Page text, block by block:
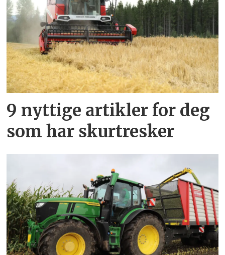
9 nyttige artikler for deg
som har skurtresker